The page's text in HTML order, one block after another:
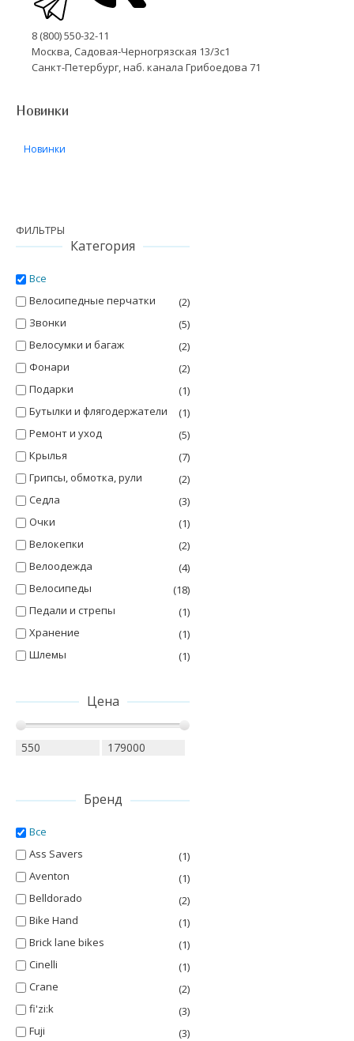
8 (800) 550-32-11
Москва, Садовая-Черногрязская 13/3с1
Санкт-Петербург, наб. канала Грибоедова 71
Новинки
Новинки
ФИЛЬТРЫ
Категория
Все
Велосипедные перчатки
(2)
Звонки
(5)
Велосумки и багаж
(2)
Фонари
(2)
Подарки
(1)
Бутылки и флягодержатели
(1)
Ремонт и уход
(5)
Крылья
(7)
Грипсы, обмотка, рули
(2)
Седла
(3)
Очки
(1)
Велокепки
(2)
Велоодежда
(4)
Велосипеды
(18)
Педали и стрепы
(1)
Хранение
(1)
Шлемы
(1)
Цена
Бренд
Все
Ass Savers
(1)
Aventon
(1)
Belldorado
(2)
Bike Hand
(1)
Brick lane bikes
(1)
Cinelli
(1)
Crane
(2)
fi'zi:k
(3)
Fuji
(3)